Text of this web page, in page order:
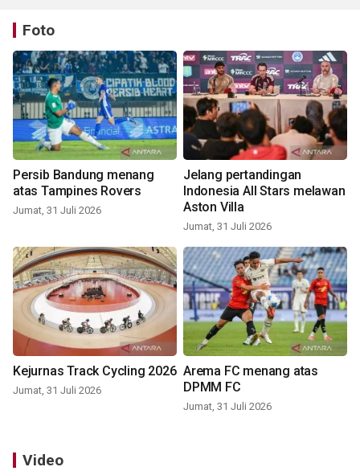
Foto
Persib Bandung menang
atas Tampines Rovers
Jumat, 31 Juli 2026
Jelang pertandingan
Indonesia All Stars melawan
Aston Villa
Jumat, 31 Juli 2026
Kejurnas Track Cycling 2026
Jumat, 31 Juli 2026
Arema FC menang atas
DPMM FC
Jumat, 31 Juli 2026
Video